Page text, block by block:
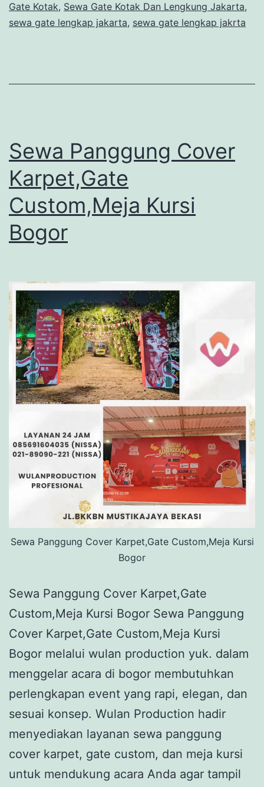
Gate Kotak, Sewa Gate Kotak Dan Lengkung Jakarta,
sewa gate lengkap jakarta, sewa gate lengkap jakrta
Sewa Panggung Cover
Karpet,Gate
Custom,Meja Kursi
Bogor
Sewa Panggung Cover Karpet,Gate Custom,Meja Kursi
Bogor
Sewa Panggung Cover Karpet,Gate
Custom,Meja Kursi Bogor Sewa Panggung
Cover Karpet,Gate Custom,Meja Kursi
Bogor melalui wulan production yuk. dalam
menggelar acara di bogor membutuhkan
perlengkapan event yang rapi, elegan, dan
sesuai konsep. Wulan Production hadir
menyediakan layanan sewa panggung
cover karpet, gate custom, dan meja kursi
untuk mendukung acara Anda agar tampil